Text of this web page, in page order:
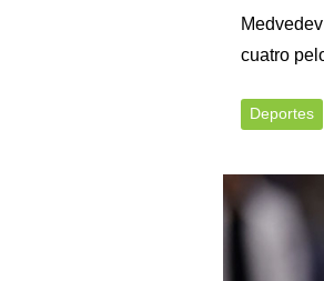
cuatro
Deportes